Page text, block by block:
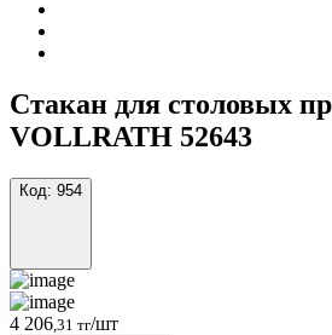
Стакан для столовых
VOLLRATH 52643
Код: 954
4 206 ,31 тг/шт